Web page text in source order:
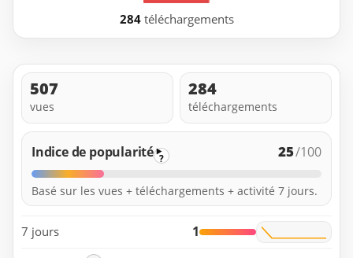
284téléchargements
507
vues
284
téléchargements
Indice de popularité ? 25/100
Basé sur les vues + téléchargements + activité 7 jours.
7 jours 1